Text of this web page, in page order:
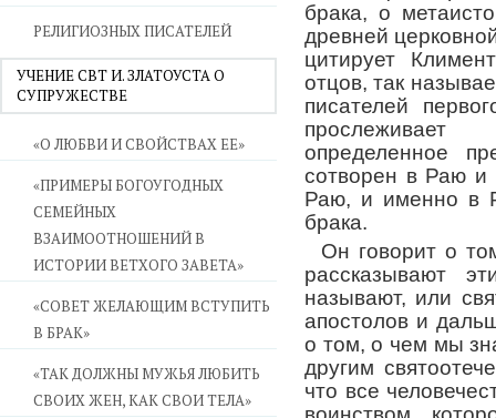
РЕЛИГИОЗНЫХ ПИСАТЕЛЕЙ
УЧЕНИЕ СВТ И. ЗЛАТОУСТА О
СУПРУЖЕСТВЕ
«О ЛЮБВИ И СВОЙСТВАХ ЕЕ»
«ПРИМЕРЫ БОГОУГОДНЫХ
СЕМЕЙНЫХ
ВЗАИМООТНОШЕНИЙ В
ИСТОРИИ ВЕТХОГО ЗАВЕТА»
«СОВЕТ ЖЕЛАЮЩИМ ВСТУПИТЬ
В БРАК»
«ТАК ДОЛЖНЫ МУЖЬЯ ЛЮБИТЬ
СВОИХ ЖЕН, КАК СВОИ ТЕЛА»
брака, о
древней
цитирует
отцов, так
писателей
определенное
сотворен в Раю и
Раю, и именно в
брака.
Он говорит о
рассказывают
называют, или
апостолов и
о том, о чем мы
другим
что все